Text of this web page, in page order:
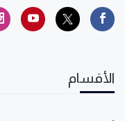
الأقسام